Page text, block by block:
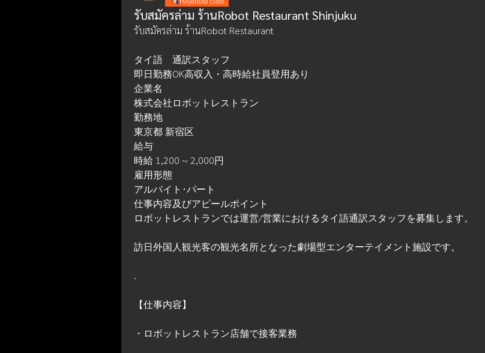
รับสมัครล่าม ร้านRobot Restaurant Shinjuku
รับสมัครล่าม ร้านRobot Restaurant
タイ語　通訳スタッフ
即日勤務OK高収入・高時給社員登用あり
企業名
株式会社ロボットレストラン
勤務地
東京都 新宿区
給与
時給 1,200 ~ 2,000円
雇用形態
アルバイト･パート
仕事内容及びアピールポイント
ロボットレストランでは運営/営業におけるタイ語通訳スタッフを募集します。
訪日外国人観光客の観光名所となった劇場型エンターテイメント施設です。
.
【仕事内容】
・ロボットレストラン店舗で接客業務